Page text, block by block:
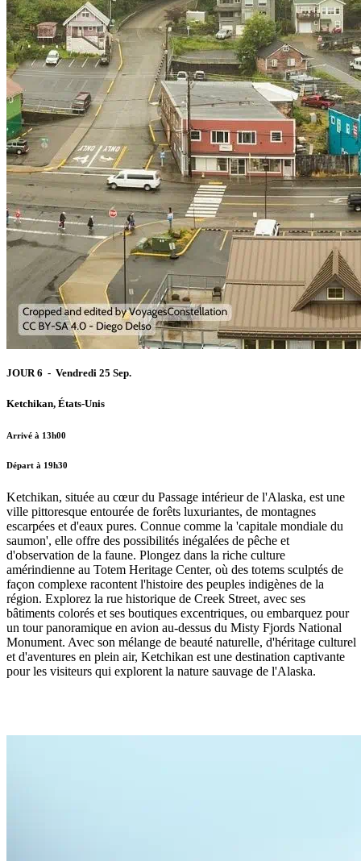
JOUR 6 - Vendredi 25 Sep.
Ketchikan, États-Unis
Arrivé à 13h00
Départ à 19h30
Ketchikan, située au cœur du Passage intérieur de l'Alaska, est une
ville pittoresque entourée de forêts luxuriantes, de montagnes
escarpées et d'eaux pures. Connue comme la 'capitale mondiale du
saumon', elle offre des possibilités inégalées de pêche et
d'observation de la faune. Plongez dans la riche culture
amérindienne au Totem Heritage Center, où des totems sculptés de
façon complexe racontent l'histoire des peuples indigènes de la
région. Explorez la rue historique de Creek Street, avec ses
bâtiments colorés et ses boutiques excentriques, ou embarquez pour
un tour panoramique en avion au-dessus du Misty Fjords National
Monument. Avec son mélange de beauté naturelle, d'héritage culturel
et d'aventures en plein air, Ketchikan est une destination captivante
pour les visiteurs qui explorent la nature sauvage de l'Alaska.